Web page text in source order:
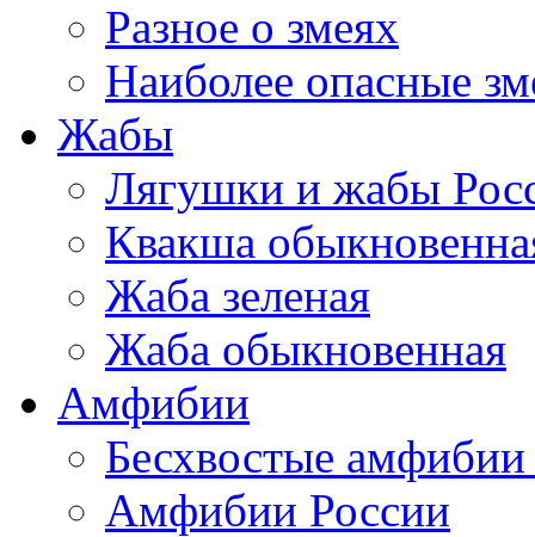
Разное о змеях
Наиболее опасные
Жабы
Лягушки и жабы
Квакша
Жаба зеленая
Жаба обыкновенная
Амфибии
Бесхвостые
Амфибии России